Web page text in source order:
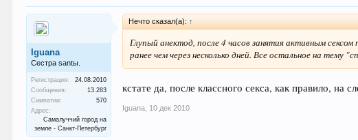
Iguana
Сестра santы.
Регистрация:
24.08.2010
Сообщения:
13.283
Симпатии:
570
Адрес:
Самалуччий город на
земле - Санкт-Петербург
Нечто сказал(а): ↑
Глупый анектод, после 4 часов занятия активным
ранее чем через несколько дней. Все остальное на тему
кстате да, после классного секса, как правило,
Iguana 10 дек 2010